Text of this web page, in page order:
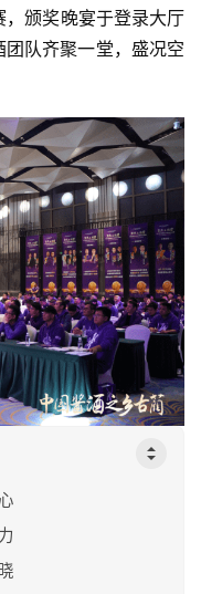
颁奖晚宴于登录大厅
队齐聚一堂，盛况空